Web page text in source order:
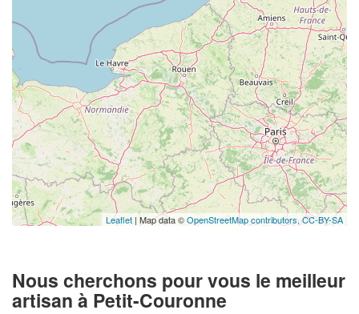
Leaflet | Map data ©OpenStreetMap contributors,CC-BY-SA
Nous cherchons pour vous le meilleur
artisan à Petit-Couronne